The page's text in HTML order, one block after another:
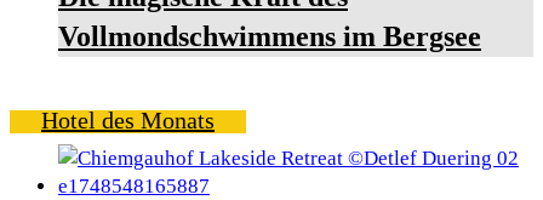
Vollmondschwimmens im Bergsee
Hotel des Monats